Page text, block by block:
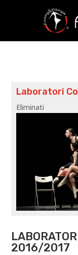
Laboratori
Eliminati
2016/2017